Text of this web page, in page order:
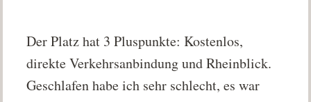
Der Platz hat 3 Pluspunkte: Kostenlos,
direkte Verkehrsanbindung und Rheinblick.
Geschlafen habe ich sehr schlecht, es war